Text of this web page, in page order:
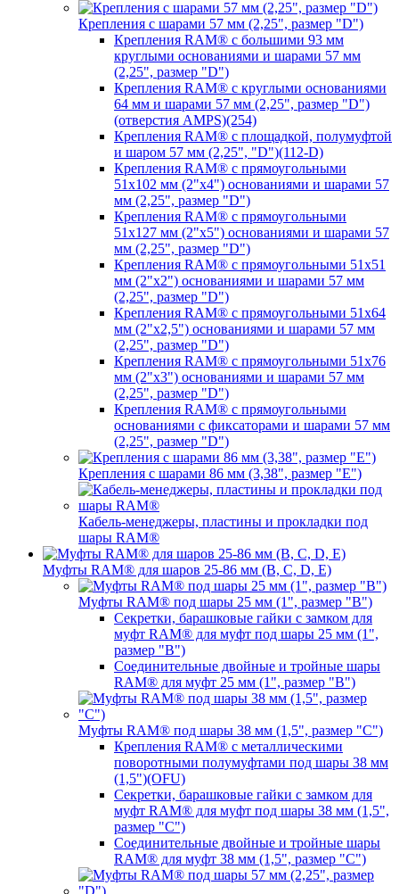
Крепления с шарами 57 мм (2,25", размер "D")
Крепления RAM® с большими 93 мм
круглыми основаниями и шарами 57 мм
(2,25", размер "D")
Крепления RAM® с круглыми основаниями
64 мм и шарами 57 мм (2,25", размер "D")
(отверстия AMPS)(254)
Крепления RAM® с площадкой, полумуфтой
и шаром 57 мм (2,25", "D")(112-D)
Крепления RAM® с прямоугольными
51х102 мм (2"х4") основаниями и шарами 57
мм (2,25", размер "D")
Крепления RAM® с прямоугольными
51х127 мм (2"х5") основаниями и шарами 57
мм (2,25", размер "D")
Крепления RAM® с прямоугольными 51х51
мм (2"х2") основаниями и шарами 57 мм
(2,25", размер "D")
Крепления RAM® с прямоугольными 51х64
мм (2"х2,5") основаниями и шарами 57 мм
(2,25", размер "D")
Крепления RAM® с прямоугольными 51х76
мм (2"х3") основаниями и шарами 57 мм
(2,25", размер "D")
Крепления RAM® с прямоугольными
основаниями с фиксаторами и шарами 57 мм
(2,25", размер "D")
Крепления с шарами 86 мм (3,38", размер "E")
Кабель-менеджеры, пластины и прокладки под
шары RAM®
Муфты RAM® для шаров 25-86 мм (B, C, D, E)
Муфты RAM® под шары 25 мм (1", размер "B")
Секретки, барашковые гайки с замком для
муфт RAM® для муфт под шары 25 мм (1",
размер "B")
Соединительные двойные и тройные шары
RAM® для муфт 25 мм (1", размер "B")
Муфты RAM® под шары 38 мм (1,5", размер "C")
Крепления RAM® с металлическими
поворотными полумуфтами под шары 38 мм
(1,5")(OFU)
Секретки, барашковые гайки с замком для
муфт RAM® для муфт под шары 38 мм (1,5",
размер "C")
Соединительные двойные и тройные шары
RAM® для муфт 38 мм (1,5", размер "C")